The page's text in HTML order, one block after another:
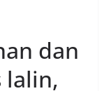
dan
lalin,